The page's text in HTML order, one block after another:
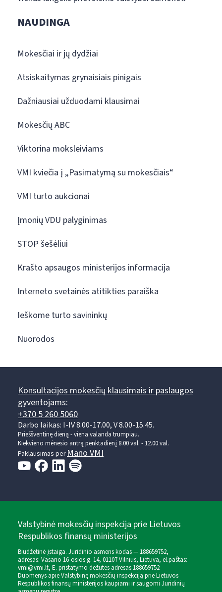
NAUDINGA
Mokesčiai ir jų dydžiai
Atsiskaitymas grynaisiais pinigais
Dažniausiai užduodami klausimai
Mokesčių ABC
Viktorina moksleiviams
VMI kviečia į „Pasimatymą su mokesčiais“
VMI turto aukcionai
Įmonių VDU palyginimas
STOP šešėliui
Krašto apsaugos ministerijos informacija
Interneto svetainės atitikties paraiška
Ieškome turto savininkų
Nuorodos
Konsultacijos mokesčių klausimais ir paslaugos
gyventojams:
+370 5 260 5060
Darbo laikas: I-IV 8.00-17.00, V 8.00-15.45.
Prieššventinę dieną - viena valanda trumpiau.
Kiekvieno mėnesio antrą penktadienį 8.00 val. - 12.00 val.
Paklausimas perMano VMI
Valstybinė mokesčių inspekcija prie Lietuvos
Respublikos finansų ministerijos
Biudžetinė įstaiga. Juridinio asmens kodas — 188659752,
adresas: Vasario 16-osios g. 14, 01107 Vilnius, Lietuva, el.paštas:
vmi@vmi.lt, E. pristatymo dėžutės adresas 188659752
Duomenys apie Valstybinę mokesčių inspekciją prie Lietuvos
Respublikos finansų ministerijos kaupiami ir saugomi Juridinių